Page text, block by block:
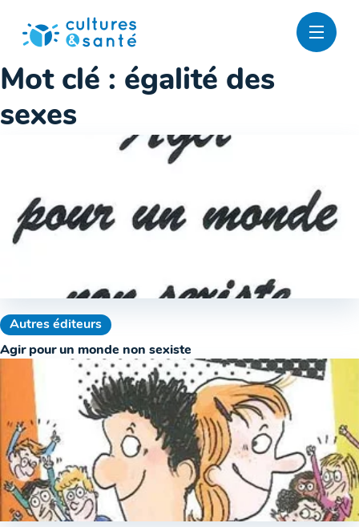
contenu
Mot clé : égalité des
sexes
Autres éditeurs
Agir pour un monde non sexiste